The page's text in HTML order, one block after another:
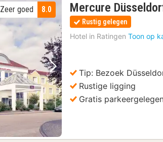
Volgende foto
8.0
Zeer goed Mercure
Rustig gelegen
Hotel in Ratingen Toon op
Tip: Bezoek
Rustige ligging
Gratis